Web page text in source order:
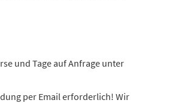
und Tage auf Anfrage unter
per Email erforderlich! Wir